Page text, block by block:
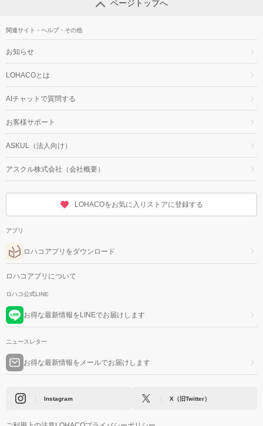
ページトップへ
関連サイト・ヘルプ・その他
お知らせ
LOHACOとは
AIチャットで質問する
お客様サポート
ASKUL（法人向け）
アスクル株式会社（会社概要）
LOHACOをお気に入りストアに登録する
アプリ
ロハコアプリをダウンロード
ロハコアプリについて
ロハコ公式LINE
お得な最新情報をLINEでお届けします
ニュースレター
お得な最新情報をメールでお届けします
Instagram X（旧Twitter）